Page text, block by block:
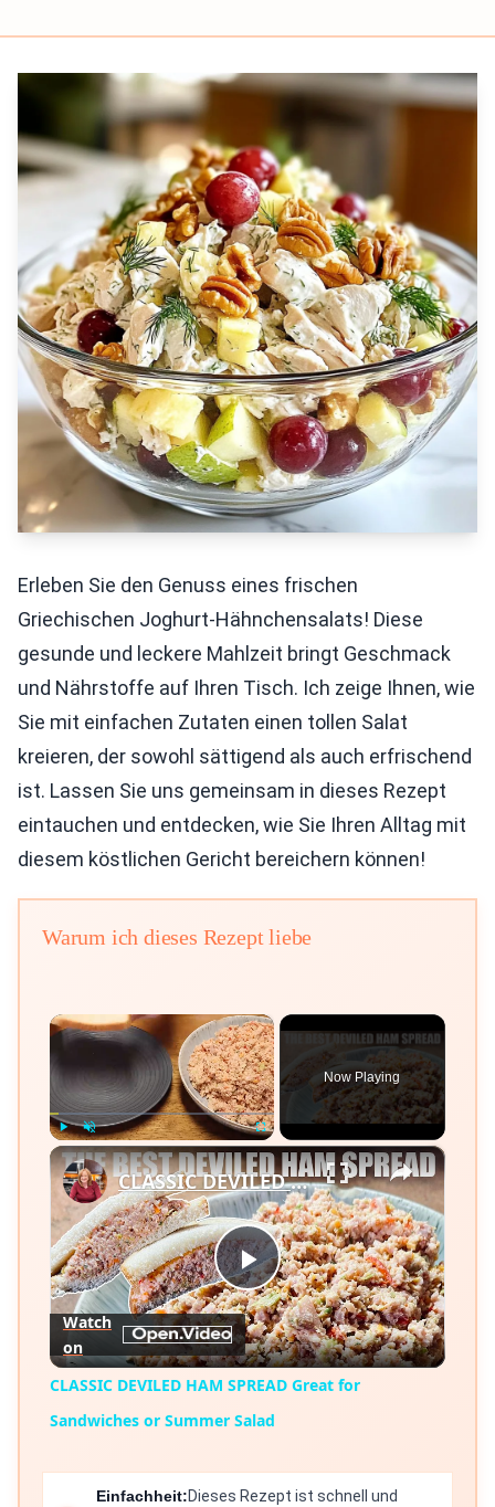
Erleben Sie den Genuss eines frischen
Griechischen Joghurt-Hähnchensalats! Diese
gesunde und leckere Mahlzeit bringt Geschmack
und Nährstoffe auf Ihren Tisch. Ich zeige Ihnen, wie
Sie mit einfachen Zutaten einen tollen Salat
kreieren, der sowohl sättigend als auch erfrischend
ist. Lassen Sie uns gemeinsam in dieses Rezept
eintauchen und entdecken, wie Sie Ihren Alltag mit
diesem köstlichen Gericht bereichern können!
Warum ich dieses Rezept liebe
×
Play Unmute Fullscreen
Now Playing
×
Play
Video
CLASSIC DEVILED HAM SPREAD Great for Sandwiches or Summer Salad
Watch
on
CLASSIC DEVILED HAM SPREAD Great for
Sandwiches or Summer Salad
Einfachheit:Dieses Rezept ist schnell und